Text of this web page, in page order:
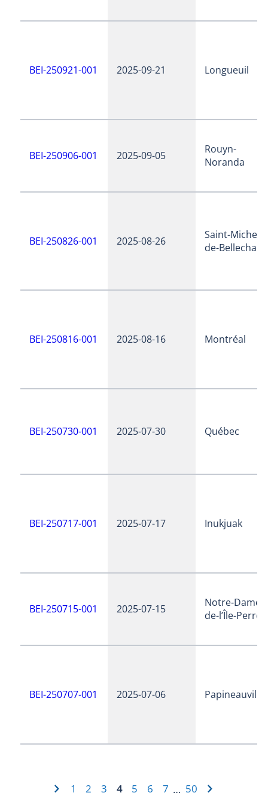
BEI-250921-001 2025-09-21 Longueuil
BEI-250906-001 2025-09-05
Rouyn-
Noranda
BEI-250826-001 2025-08-26
Saint-Michel-
de-
BEI-250816-001 2025-08-16 Montréal
BEI-250730-001 2025-07-30 Québec
BEI-250717-001 2025-07-17 Inukjuak
BEI-250715-001 2025-07-15
Notre-Dame-
de-l’Île-Perrot
BEI-250707-001 2025-07-06 Papineauville
1 2 3 4 5 6 7 … 50